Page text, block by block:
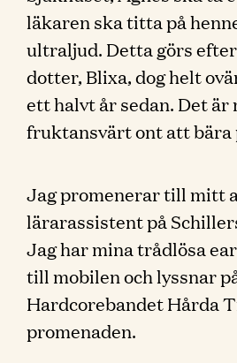
läkaren ska titta på
ultraljud. Detta görs
dotter, Blixa, dog helt
ett halvt år sedan. Det är
fruktansvärt ont att bära
Jag promenerar till mitt
lärarassistent på
Jag har mina trådlösa
till mobilen och lyssnar
Hardcorebandet Hårda
promenaden.